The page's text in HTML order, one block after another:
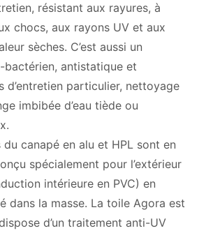
résistant aux rayures, à
chocs, aux rayons UV et aux
sèches. C’est aussi un
bactérien, antistatique et
d’entretien particulier, nettoyage
imbibée d’eau tiède ou
du canapé en alu et HPL sont en
spécialement pour l’extérieur
intérieure en PVC) en
dans la masse. La toile Agora est
d’un traitement anti-UV